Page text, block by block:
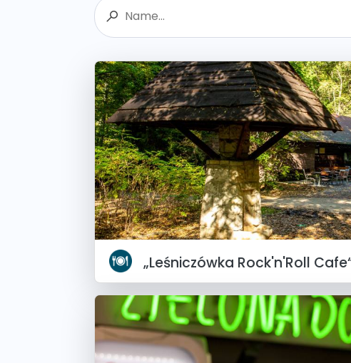
„Leśniczówka Rock'n'Roll